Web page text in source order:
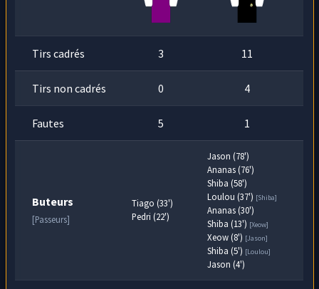
Tirs cadrés 3 11
Tirs non cadrés 0 4
Fautes 5 1
Buteurs
[Passeurs]
Tiago (33')
Pedri (22')
Jason (78')
Ananas (76')
Shiba (58')
Loulou (37') [Shiba]
Ananas (30')
Shiba (13') [Xeow]
Xeow (8') [Jason]
Shiba (5') [Loulou]
Jason (4')